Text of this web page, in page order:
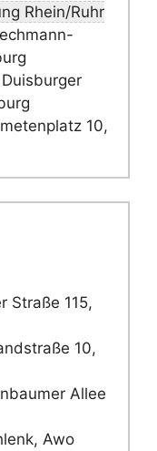
Rhein/Ruhr
Duisburger
10,
Straße 115,
10,
Allee
Awo